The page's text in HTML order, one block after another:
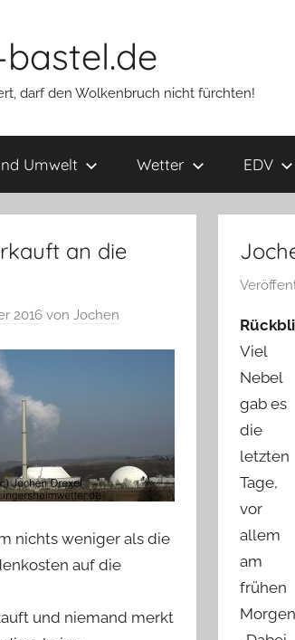
darf den Wolkenbruch nicht fürchten!
Umwelt Wetter EDV
an die
2016 von Jochen
nichts weniger als die
auf die
und niemand merkt
Viel
Nebel
gab es
die
letzten
Tage,
vor
allem
am
frühen
Morgen